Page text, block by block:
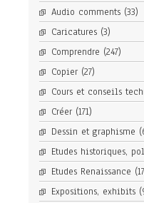
Audio comments (33)
Caricatures (3)
Comprendre (247)
Copier (27)
Cours et conseils
Créer (171)
Dessin et graphisme
Etudes historiques,
Etudes Renaissance
Expositions, exhibits